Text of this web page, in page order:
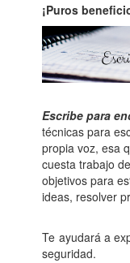
¡Puros
Escribe para
técnicas para
propia voz, esa
cuesta trabajo
objetivos para
ideas, resolver
Te ayudará a
seguridad.